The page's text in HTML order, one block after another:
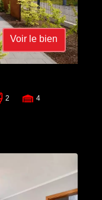
Voir le bien
2 4